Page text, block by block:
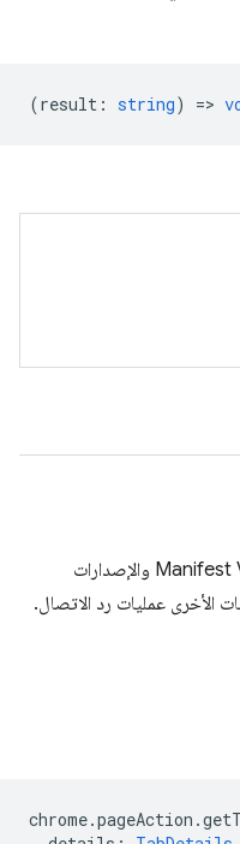
(result : string) =>
لا تتوافق الوعود إلا مع الإصدار Manifest V3 والإصدارات
الأخرى عمليات رد الاتصال.
chrome.pageAction .